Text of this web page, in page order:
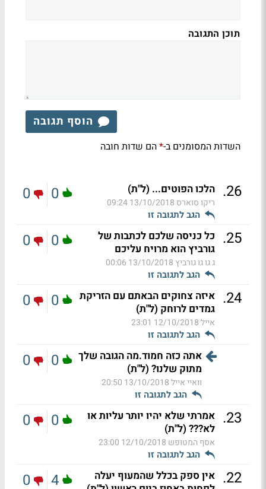
תוכן התגובה
הוסף תגובה
השדות המסומנים ב-*הם שדות חובה
26
. הלכו הפוטים... (ל"ת)
ריקו סוארס 13/10/2018 09:24
הגב לתגובה זו
0
0
25
. כל כניסה שלכם לכתבות של
גורביץ הוא מרויח עליכם
ג גו גו גורביץ 13/10/2018 00:06
הגב לתגובה זו
0
0
24
. איזה צחוקים הבאתם עם הזריקת
גמדים לרוחק (ל"ת)
אייל12/10/2018 23:01
הגב לתגובה זו
0
0
אתה כזה חמוד.מה הגובה שלך
מתוק שלנו? (ל"ת)
וואיי אייל13/10/2018 20:50
הגב לתגובה זו
0
0
23
. אמרתי שלא יהיו יותר עליות או
לא??? (ל"ת)
אסף המטופש 12/10/2018 23:00
הגב לתגובה זו
0
0
22
. אין ספק בכלל שהמעוף יעלה
4
0